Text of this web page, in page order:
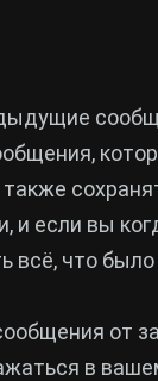
и если вы
всё, что
от
в